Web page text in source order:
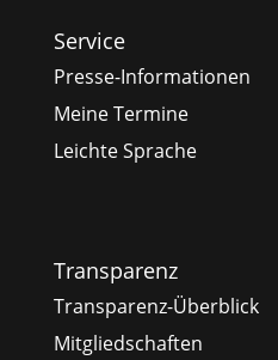
Service
Presse-Informationen
Meine Termine
Leichte Sprache
Transparenz
Transparenz-Überblick
Mitgliedschaften